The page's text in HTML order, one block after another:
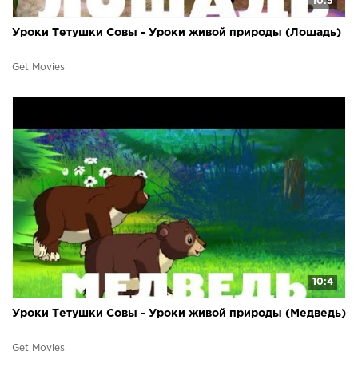
Уроки Тетушки Совы - Уроки живой природы (Лошадь)
Get Movies
10:4
Уроки Тетушки Совы - Уроки живой природы (Медведь)
Get Movies